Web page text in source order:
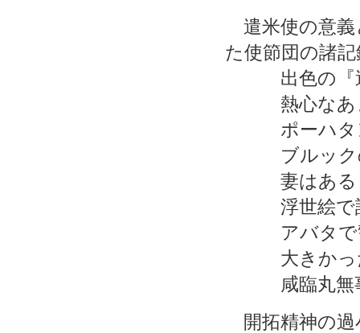
遣米使の意義
た使節団の諸記
出色の『遣
熱心なあま
ポーハタン
ブルックの
妻はある
浮世絵で
アバタで
大きかった
咸臨丸無
開拓精神の過